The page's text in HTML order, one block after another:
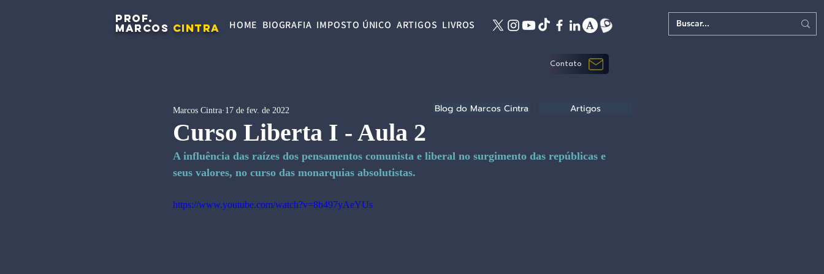
PROF.
MARCOS CINTRA HOME BIOGRAFIA IMPOSTO ÚNICO ARTIGOS LIVROS
Contato
Curso Liberta I - Aula 2
Marcos Cintra 17 de fev. de 2022
A influência das raízes dos pensamentos comunista e liberal no surgimento das repúblicas e
seus valores, no curso das monarquias absolutistas.
https://www.youtube.com/watch?v=8b497yAeYUs
Blog do Marcos Cintra Artigos